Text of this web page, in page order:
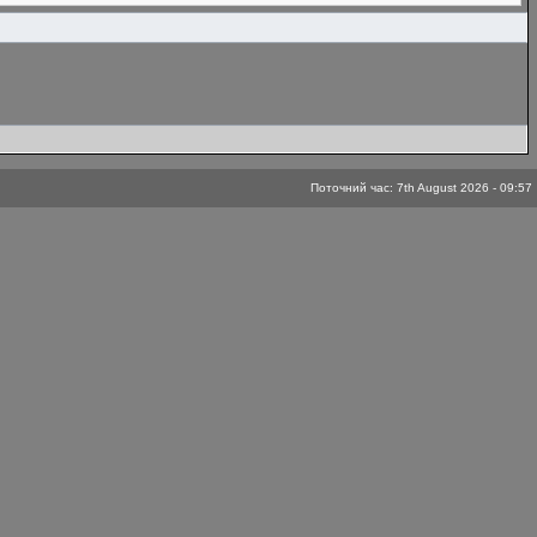
Поточний час: 7th August 2026 - 09:57